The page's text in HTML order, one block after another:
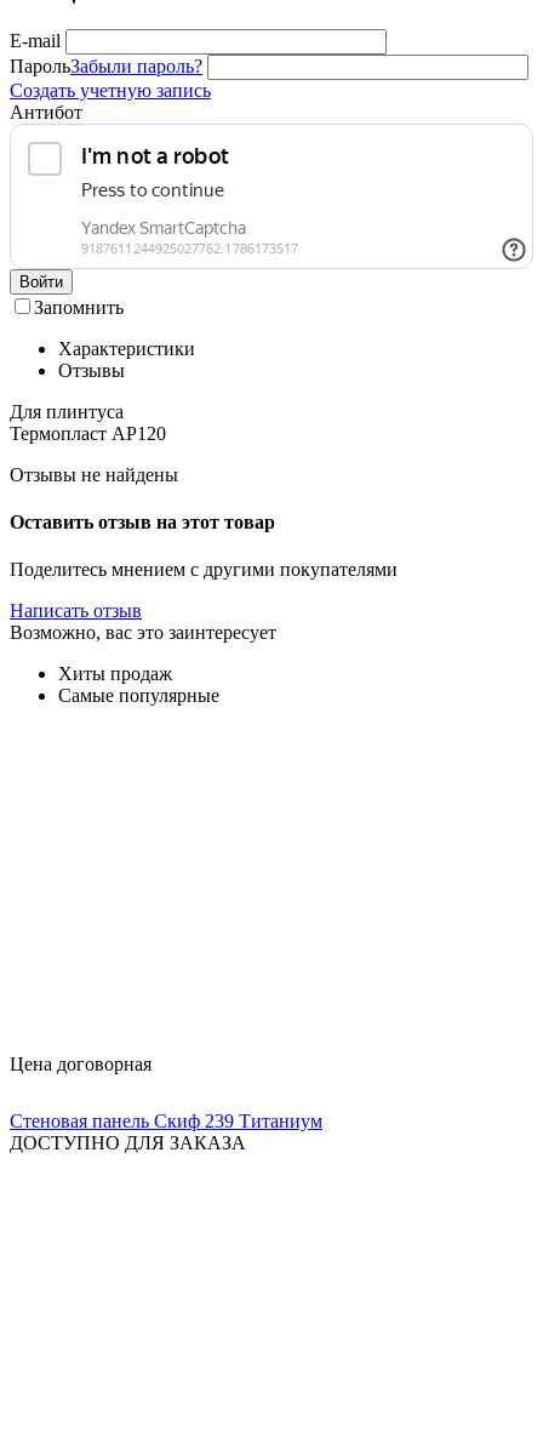
E-mail
ПарольЗабыли пароль?
Создать учетную запись
Антибот
Войти
Запомнить
Характеристики
Отзывы
Для плинтуса
Термопласт АР120
Отзывы не найдены
Оставить отзыв на этот товар
Поделитесь мнением с другими покупателями
Написать отзыв
Возможно, вас это заинтересует
Хиты продаж
Самые популярные
Цена договорная
Стеновая панель Скиф 239 Титаниум
ДОСТУПНО ДЛЯ ЗАКАЗА